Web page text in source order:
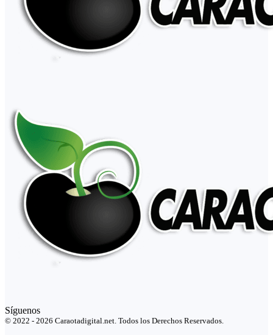
Síguenos
© 2022 - 2026 Caraotadigital.net. Todos los Derechos Reservados.